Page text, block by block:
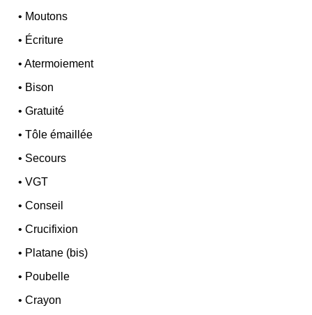
• Moutons
• Écriture
•Atermoiement
• Bison
•Gratuité
•Tôle émaillée
• Secours
•VGT
•Conseil
•Crucifixion
• Platane (bis)
• Poubelle
•Crayon